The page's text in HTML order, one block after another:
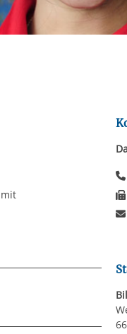
widerrufen. Bitte
die erforderlich zur